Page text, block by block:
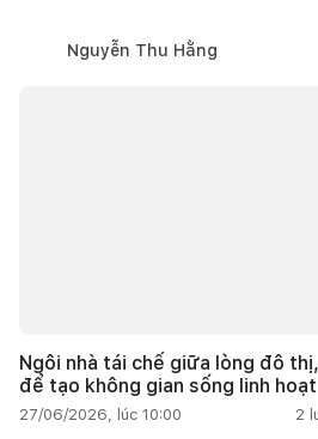
Nguyễn Thu Hằng
Ngôi nhà tái chế giữa lòng đô
để tạo không gian sống linh hoạt
27/06/2026, lúc 10:00 2